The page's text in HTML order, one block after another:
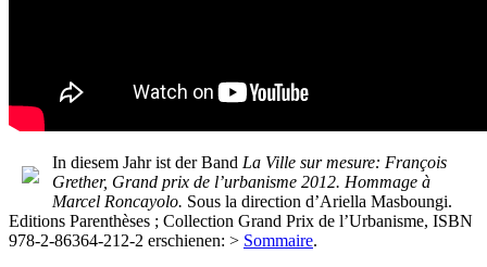
In diesem Jahr ist der Band La Ville sur mesure: François
Grether, Grand prix de l’urbanisme 2012. Hommage à
Marcel Roncayolo. Sous la direction d’Ariella Masboungi.
Editions Parenthèses ; Collection Grand Prix de l’Urbanisme, ISBN
978-2-86364-212-2 erschienen: > Sommaire.